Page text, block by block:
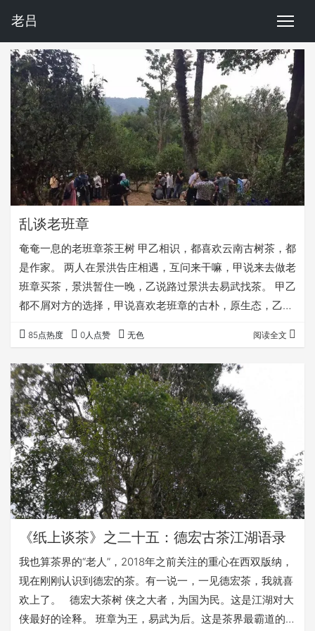
老吕
乱谈老班章
奄奄一息的老班章茶王树 甲乙相识，都喜欢云南古树茶，都
是作家。 两人在景洪告庄相遇，互问来干嘛，甲说来去做老
班章买茶，景洪暂住一晚，乙说路过景洪去易武找茶。 甲乙
都不屑对方的选择，甲说喜欢老班章的古朴，原生态，乙直
比亚 甲：即使那个地方被无数人留下痕迹，但是我们依旧向
往----郭沫若 乙：所谓旅游,就是从自己呆腻的地方去看别
人呆腻的地方----你就是个游客----郁达夫和乙 甲：即使那
里成了黑洞、也是我一生想探索的地方。----霍金 乙：你就
是个游客！（乙重复…
85点热度 0人点赞 无色 阅读全文
《纸上谈茶》之二十五：德宏古茶江湖语录
我也算茶界的“老人”，2018年之前关注的重心在西双版纳，
现在刚刚认识到德宏的茶。有一说一，一见德宏茶，我就喜
欢上了。 德宏大茶树 侠之大者，为国为民。这是江湖对大
侠最好的诠释。 班章为王，易武为后。这是茶界最霸道的广